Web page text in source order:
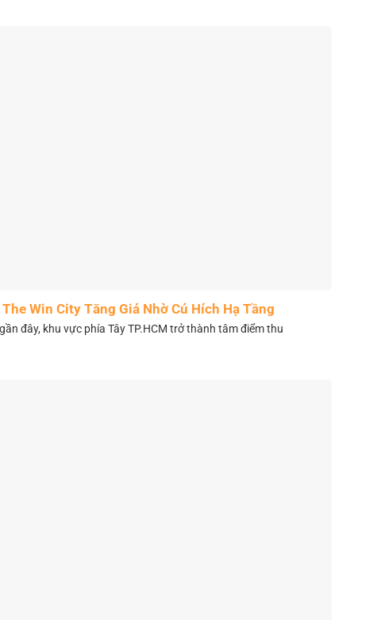
Win City Tăng Giá Nhờ Cú Hích Hạ Tầng
đây, khu vực phía Tây TP.HCM trở thành tâm điểm thu